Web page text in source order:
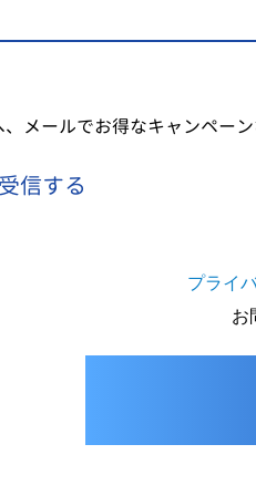
メールでお得なキャンペー
信する
プライ
お